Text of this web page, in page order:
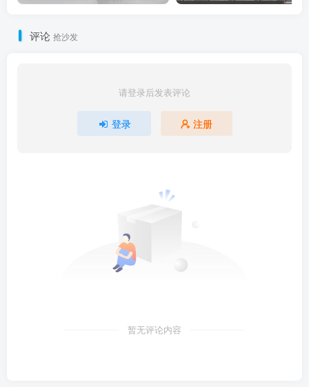
评论 抢沙发
请登录后发表评论
登录 注册
暂无评论内容